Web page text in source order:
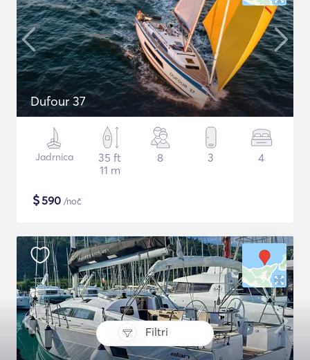
Filtri
Dufour 37
Jadrnica
35 ft
11 m
8 3 4
$590 /noč